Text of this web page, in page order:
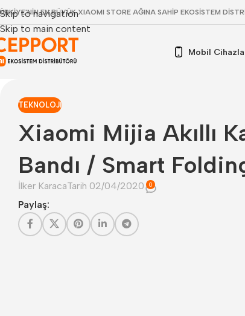
Skip to navigation
Skip to main content
EN BÜYÜK XIAOMI STORE AĞINA SAHİP EKOSİSTEM
Mobil
TEKNOLOJI
Xiaomi Mijia Akıllı
Bandı / Smart
İlker KaracaTarih 02/04/2020 0
Paylaş: